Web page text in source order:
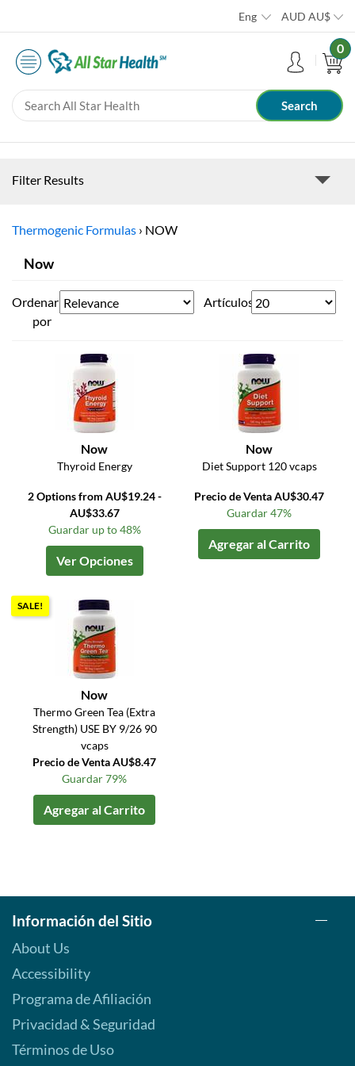
Eng AUD AU$
0
Filter Results
Thermogenic Formulas › NOW
Now
Ordenar
por
Artículos
Now
Thyroid Energy
2 Options from AU$19.24 -
AU$33.67
Guardar up to 48%
Ver Opciones
Now
Diet Support 120 vcaps
Precio de Venta AU$30.47
Guardar 47%
Agregar al Carrito
SALE!
Now
Thermo Green Tea (Extra
Strength) USE BY 9/26 90
vcaps
Precio de Venta AU$8.47
Guardar 79%
Agregar al Carrito
Información del Sitio
About Us
Accessibility
Programa de Afiliación
Privacidad & Seguridad
Términos de Uso